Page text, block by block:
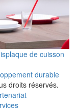
plaque de cuisson
durable
droits réservés.